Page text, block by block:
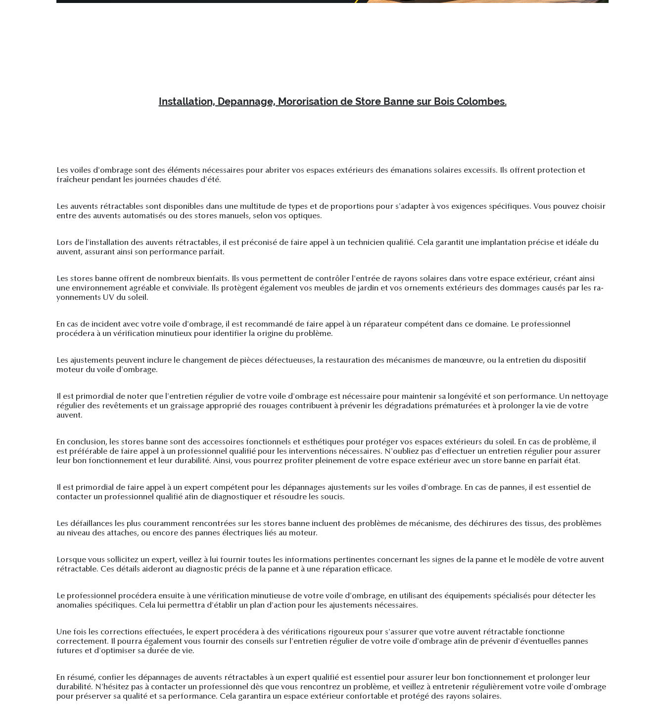
Installation, Depannage, Mororisation de Store Banne sur Bois Colombes.
Les voiles d'ombrage sont des éléments nécessaires pour abriter vos espaces extérieurs des émanations solaires excessifs. Ils offrent protection et
fraîcheur pendant les journées chaudes d'été.
Les auvents rétractables sont disponibles dans une multitude de types et de proportions pour s'adapter à vos exigences spécifiques. Vous pouvez choisir
entre des auvents automatisés ou des stores manuels, selon vos optiques.
Lors de l'installation des auvents rétractables, il est préconisé de faire appel à un technicien qualifié. Cela garantit une implantation précise et idéale du
auvent, assurant ainsi son performance parfait.
Les stores banne offrent de nombreux bienfaits. Ils vous permettent de contrôler l'entrée de rayons solaires dans votre espace extérieur, créant ainsi
une environnement agréable et conviviale. Ils protègent également vos meubles de jardin et vos ornements extérieurs des dommages causés par les ra-
yonnements UV du soleil.
En cas de incident avec votre voile d'ombrage, il est recommandé de faire appel à un réparateur compétent dans ce domaine. Le professionnel
procédera à un vérification minutieux pour identifier la origine du problème.
Les ajustements peuvent inclure le changement de pièces défectueuses, la restauration des mécanismes de manœuvre, ou la entretien du dispositif
moteur du voile d'ombrage.
Il est primordial de noter que l'entretien régulier de votre voile d'ombrage est nécessaire pour maintenir sa longévité et son performance. Un nettoyage
régulier des revêtements et un graissage approprié des rouages contribuent à prévenir les dégradations prématurées et à prolonger la vie de votre
auvent.
En conclusion, les stores banne sont des accessoires fonctionnels et esthétiques pour protéger vos espaces extérieurs du soleil. En cas de problème, il
est préférable de faire appel à un professionnel qualifié pour les interventions nécessaires. N'oubliez pas d'effectuer un entretien régulier pour assurer
leur bon fonctionnement et leur durabilité. Ainsi, vous pourrez profiter pleinement de votre espace extérieur avec un store banne en parfait état.
Il est primordial de faire appel à un expert compétent pour les dépannages ajustements sur les voiles d'ombrage. En cas de pannes, il est essentiel de
contacter un professionnel qualifié afin de diagnostiquer et résoudre les soucis.
Les défaillances les plus couramment rencontrées sur les stores banne incluent des problèmes de mécanisme, des déchirures des tissus, des problèmes
au niveau des attaches, ou encore des pannes électriques liés au moteur.
Lorsque vous sollicitez un expert, veillez à lui fournir toutes les informations pertinentes concernant les signes de la panne et le modèle de votre auvent
rétractable. Ces détails aideront au diagnostic précis de la panne et à une réparation efficace.
Le professionnel procédera ensuite à une vérification minutieuse de votre voile d'ombrage, en utilisant des équipements spécialisés pour détecter les
anomalies spécifiques. Cela lui permettra d'établir un plan d'action pour les ajustements nécessaires.
Une fois les corrections effectuées, le expert procédera à des vérifications rigoureux pour s'assurer que votre auvent rétractable fonctionne
correctement. Il pourra également vous fournir des conseils sur l'entretien régulier de votre voile d'ombrage afin de prévenir d'éventuelles pannes
futures et d'optimiser sa durée de vie.
En résumé, confier les dépannages de auvents rétractables à un expert qualifié est essentiel pour assurer leur bon fonctionnement et prolonger leur
durabilité. N'hésitez pas à contacter un professionnel dès que vous rencontrez un problème, et veillez à entretenir régulièrement votre voile d'ombrage
pour préserver sa qualité et sa performance. Cela garantira un espace extérieur confortable et protégé des rayons solaires.